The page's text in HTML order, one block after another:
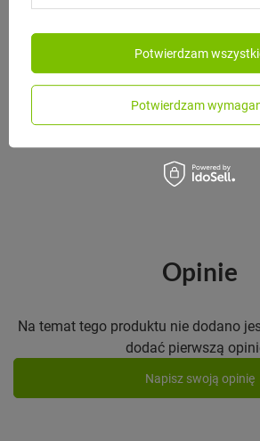
B.Box Nakładka na butelkę 1L White
Opinie
Na temat tego produktu nie dodano
dodać pierwszą
Napisz swoją opinię
Potwierdzam
Potwierdzam